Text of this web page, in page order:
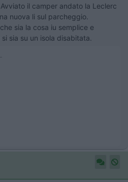
il camper andato la Leclerc
nuova li sul parcheggio.
sia la cosa iu semplice e
sia su un isola disabitata.